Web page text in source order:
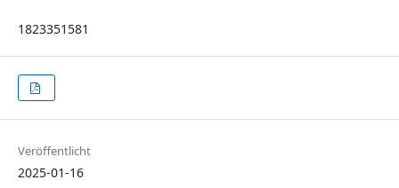
1823351581
Veröffentlicht
2025-01-16